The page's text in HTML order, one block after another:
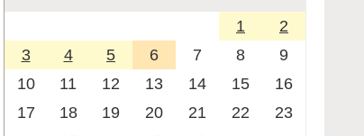
1
2
3
4 5 6 7 8
9
10
11 12 13 14 15
16
17
18 19 20 21 22
23